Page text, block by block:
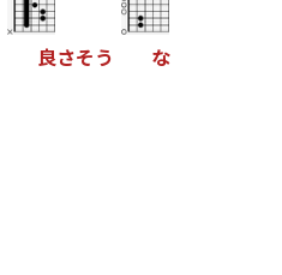
良さそう な